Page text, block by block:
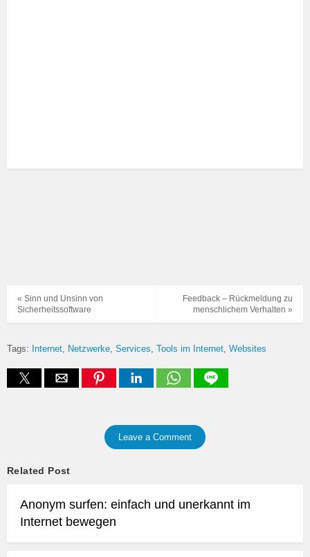
Feedback – Rückmeldung zu
menschlichem Verhalten »
« Sinn und Unsinn von
Sicherheitssoftware
Tags: Internet Netzwerke Services Tools im Internet Websites
Leave a Comment
Related Post
Anonym surfen: einfach und unerkannt im
Internet bewegen